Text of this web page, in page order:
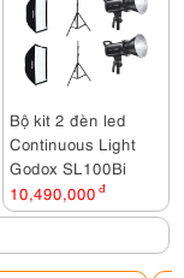
Bộ kit 2 đèn led
Continuous Light
Godox SL100Bi
10,490,000 đ